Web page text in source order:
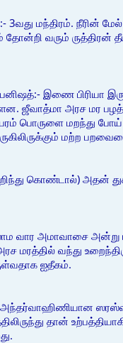
3வது மந்திரம். நீரின்
தோன்றி வரும் ருத்திரன்
இணை பிரியா
ஜீவாத்மா அரச மர
பொருளை மறந்து போய்
மற்ற
கொண்டால்) அதன்
வார அமாவாசை அன்று
மரத்தில் வந்து
ஐதீகம்.
தான்